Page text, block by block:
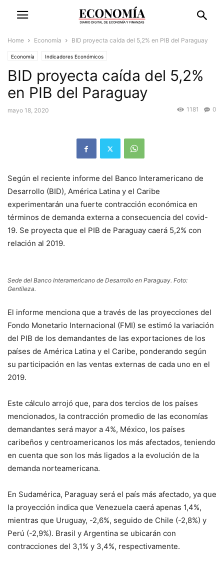
Home Economía BID proyecta caída del 5,2% en PIB del Paraguay
Economía Indicadores Económicos
BID proyecta caída del 5,2%
en PIB del Paraguay
mayo 18, 2020 0
1181
Según el reciente informe del Banco Interamericano de
Desarrollo (BID), América Latina y el Caribe
experimentarán una fuerte contracción económica en
términos de demanda externa a consecuencia del covid-
19. Se proyecta que el PIB de Paraguay caerá 5,2% con
relación al 2019.
Sede del Banco Interamericano de Desarrollo en Paraguay. Foto:
Gentileza.
El informe menciona que a través de las proyecciones del
Fondo Monetario Internacional (FMI) se estimó la variación
del PIB de los demandantes de las exportaciones de los
países de América Latina y el Caribe, ponderando según
su participación en las ventas externas de cada uno en el
2019.
Este cálculo arrojó que, para dos tercios de los países
mencionados, la contracción promedio de las economías
demandantes será mayor a 4%, México, los países
caribeños y centroamericanos los más afectados, teniendo
en cuenta que son los más ligados a la evolución de la
demanda norteamericana.
En Sudamérica, Paraguay será el país más afectado, ya que
la proyección indica que Venezuela caerá apenas 1,4%,
mientras que Uruguay, -2,6%, seguido de Chile (-2,8%) y
Perú (-2,9%). Brasil y Argentina se ubicarán con
contracciones del 3,1% y 3,4%, respectivamente.